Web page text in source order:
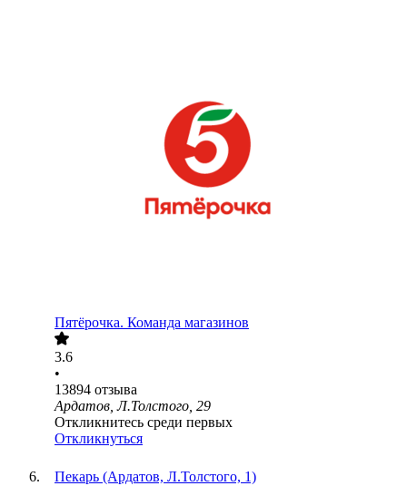
Пятёрочка. Команда магазинов
3.6
•
13894 отзыва
Ардатов, Л.Толстого, 29
Откликнитесь среди первых
Откликнуться
Пекарь (Ардатов, Л.Толстого, 1)